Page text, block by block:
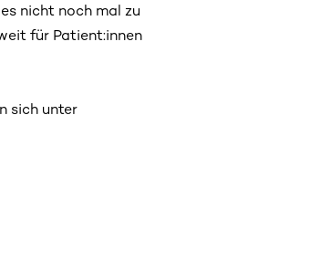
nicht noch mal zu
für Patient:innen
sich unter